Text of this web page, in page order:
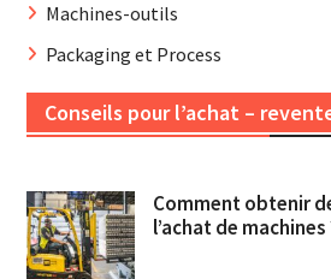
Machines-outils
Packaging et Process
Conseils pour l’achat –
Comment obtenir
l’achat de machines